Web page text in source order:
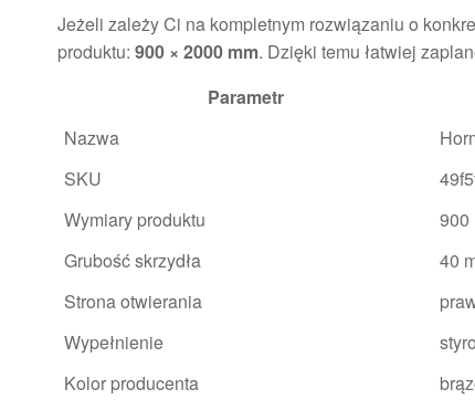
Jeżeli zależy Ci na kompletnym rozwiązaniu o
produktu: 900 × 2000 mm. Dzięki temu łatwiej
Parametr
Nazwa
SKU
Wymiary produktu
900
Grubość skrzydła
40
Strona otwierania
Wypełnienie
Kolor producenta